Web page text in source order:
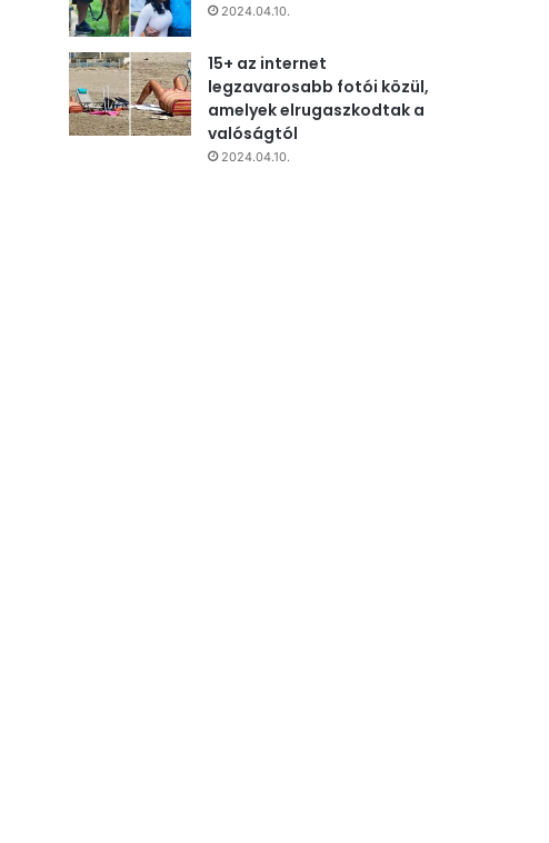
2024.04.10.
15+ az internet
legzavarosabb fotói közül,
amelyek elrugaszkodtak a
valóságtól
2024.04.10.